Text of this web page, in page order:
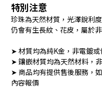
特別注意
珍珠為天然材質，光澤銳利
仍會有生長紋、花皮，屬於
➤ 材質均為純K金，非電鍍
➤ 鑲嵌材質均為天然材料，
➤ 商品均有提供售後服務，
內容報價